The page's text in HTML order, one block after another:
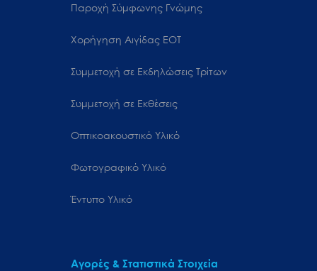
Παροχή Σύμφωνης Γνώμης
Χορήγηση Αιγίδας ΕΟΤ
Συμμετοχή σε Εκδηλώσεις Τρίτων
Συμμετοχή σε Εκθέσεις
Οπτικοακουστικό Υλικό
Φωτογραφικό Υλικό
Έντυπο Υλικό
Αγορές & Στατιστικά Στοιχεία